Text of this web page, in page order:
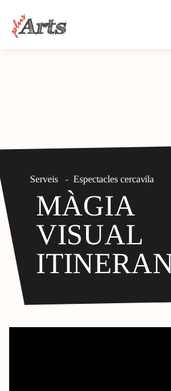
Serveis - Espectacles cercavila
MÀGIA
VISUAL